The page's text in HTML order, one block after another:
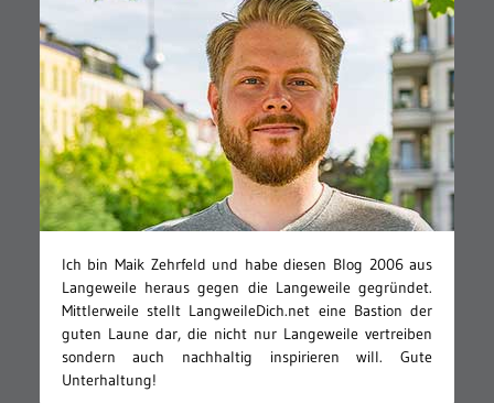
Ich bin Maik Zehrfeld und habe diesen Blog 2006 aus
Langeweile heraus gegen die Langeweile gegründet.
Mittlerweile stellt LangweileDich.net eine Bastion der
guten Laune dar, die nicht nur Langeweile vertreiben
sondern auch nachhaltig inspirieren will. Gute
Unterhaltung!